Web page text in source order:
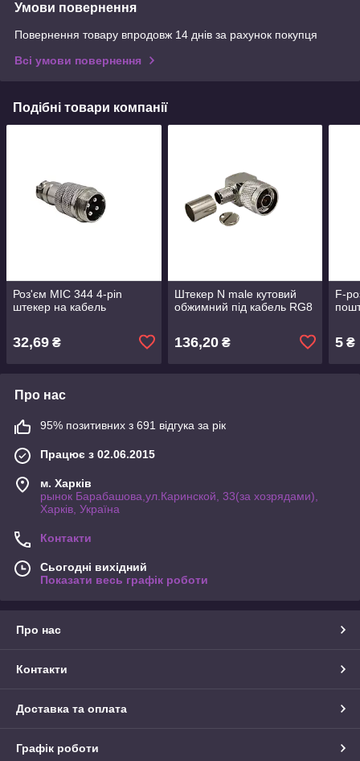
Умови повернення
Повернення товару впродовж 14 днів за рахунок покупця
Всі умови повернення
Подібні товари компанії
Роз'єм MIC 344 4-pin
штекер на кабель
32,69 ₴
Штекер N male кутовий
обжимний під кабель RG8
136,20₴
F-
5 ₴
Про нас
95% позитивних з 691 відгука за рік
Працює з 02.06.2015
м. Харків
рынок Барабашова,ул.Каринской, 33(за хозрядами),
Харків, Україна
Контакти
Сьогодні вихідний
Показати весь графік роботи
Про нас
Контакти
Доставка та оплата
Графік роботи